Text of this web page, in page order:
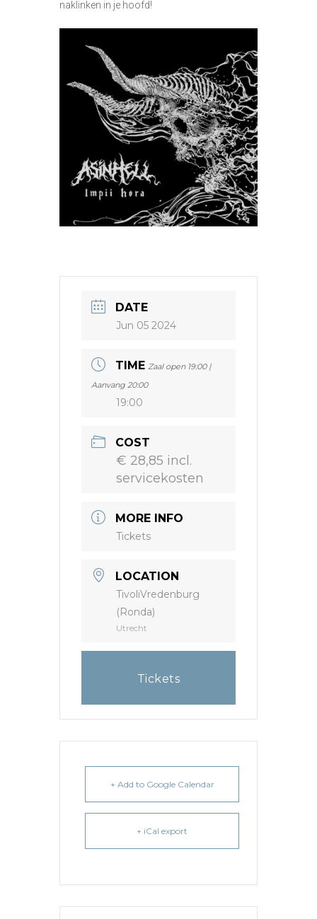
naklinken in je hoofd!
DATE
Jun 05 2024
TIME Zaal open 19:00 |
Aanvang 20:00
19:00
COST
€ 28,85 incl.
servicekosten
MORE INFO
Tickets
LOCATION
TivoliVredenburg
(Ronda)
Utrecht
Tickets
+ Add to Google Calendar
+ iCal export